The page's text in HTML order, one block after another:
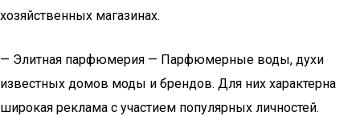
хозяйственных магазинах.
— Элитная парфюмерия — Парфюмерные воды, духи
известных домов моды и брендов. Для них характерна
широкая реклама с участием популярных личностей.